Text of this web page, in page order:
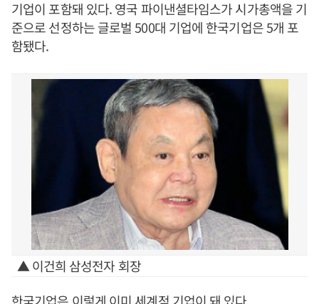
기업이 포함돼 있다. 영국 파이낸셜타임스가 시가총액을 기
준으로 선정하는 글로벌 500대 기업에 한국기업은 5개 포
함됐다.
▲ 이건희 삼성전자 회장